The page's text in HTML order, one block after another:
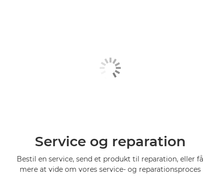
Service og reparation
Bestil en service, send et produkt til reparation, eller få
mere at vide om vores service- og reparationsproces